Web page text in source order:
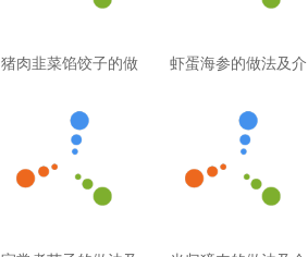
猪肉韭菜馅饺子的做 虾蛋海参的做法及介